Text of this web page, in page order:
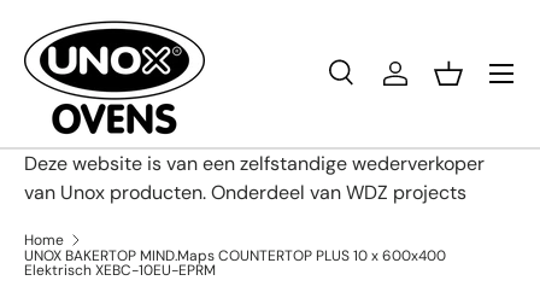
Ga naar inhoud
Zoeken
Productsoort
Alles
ZoekenInloggenMandje
Menu
Deze website is van een zelfstandige wederverkoper
van Unox producten. Onderdeel van WDZ projects
Home
UNOX BAKERTOP MIND.Maps COUNTERTOP PLUS 10 x 600x400
Elektrisch XEBC-10EU-EPRM